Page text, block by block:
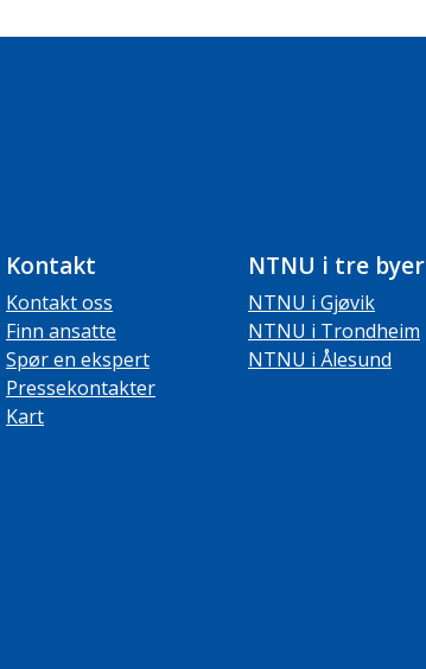
Kontakt
Kontakt oss
Finn ansatte
Spør en ekspert
Pressekontakter
Kart
NTNU i tre byer
NTNU i Gjøvik
NTNU i Trondheim
NTNU i Ålesund